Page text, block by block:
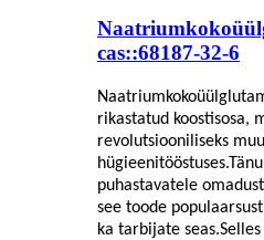
cas::68187-32-6
rikastatud koostisosa,
revolutsiooniliseks
puhastavatele
see toode
ka tarbijate